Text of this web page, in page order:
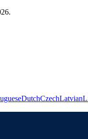
DutchCzechLatvian